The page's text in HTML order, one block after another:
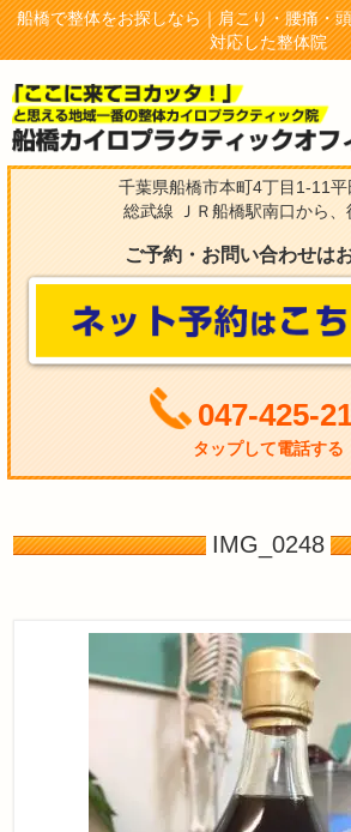
船橋で整体をお探しなら｜肩こり・腰痛・
対応した整体院
千葉県船橋市本町4丁目1-11
総武線 ＪＲ船橋駅南口から、
ご予約・お問い合わせは
047-425-
タップして電話する
IMG_0248